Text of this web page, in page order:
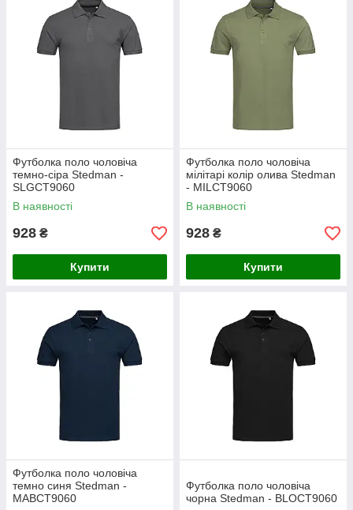
Футболка поло чоловіча
темно-сіра Stedman -
SLGСТ9060
В наявності
928 ₴
Купити
Футболка поло чоловіча
мілітарі колір олива Stedman
- MILСТ9060
В наявності
928 ₴
Купити
Футболка поло чоловіча
темно синя Stedman -
МАВСТ9060
Футболка поло чоловіча
чорна Stedman - BLOСТ9060